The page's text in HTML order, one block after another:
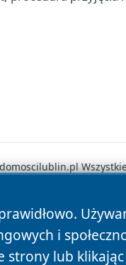
i
lub
Prywatności